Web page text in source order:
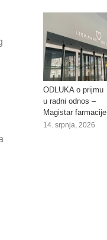
ODLUKA o prijmu
u radni odnos –
Magistar farmacije
14. srpnja, 2026